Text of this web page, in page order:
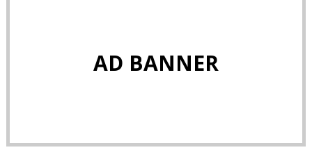
AD BANNER